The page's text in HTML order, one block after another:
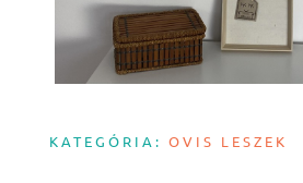
KATEGÓRIA: OVIS LESZEK